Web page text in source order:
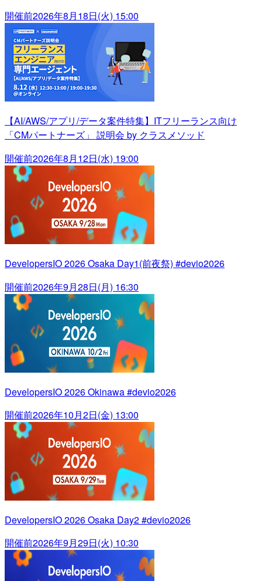
開催前2026年8月18日(火) 15:00
【AI/AWS/アプリ/データ案件特集】ITフリーランス向け
「CMパートナーズ」 説明会 by クラスメソッド
開催前2026年8月12日(水) 19:00
DevelopersIO 2026 Osaka Day1(前夜祭) #devio2026
開催前2026年9月28日(月) 16:30
DevelopersIO 2026 Okinawa #devio2026
開催前2026年10月2日(金) 13:00
DevelopersIO 2026 Osaka Day2 #devio2026
開催前2026年9月29日(火) 10:30